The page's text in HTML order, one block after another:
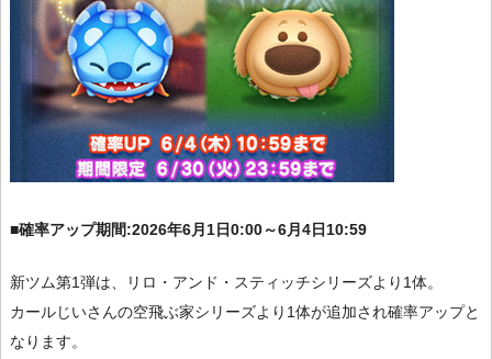
■確率アップ期間:2026年6月1日0:00～6月4日10:59
新ツム第1弾は、リロ・アンド・スティッチシリーズより1体。
カールじいさんの空飛ぶ家シリーズより1体が追加され確率アップと
なります。